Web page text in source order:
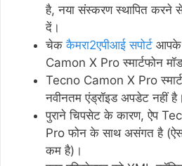
है, नया संस्करण स्थापित करने
दें।
चेककैमरा2एपीआई सपोर्ट आपके
Camon X Pro स्मार्टफोन
Tecno Camon X Pro
नवीनतम एंड्रॉइड अपडेट नहीं है।
पुराने चिपसेट के कारण, ऐप
Pro फोन के साथ असंगत है
कम है)।